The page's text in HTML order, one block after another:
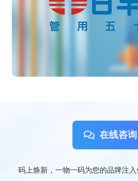
在线咨询
码上焕新，一物一码为您的品牌注